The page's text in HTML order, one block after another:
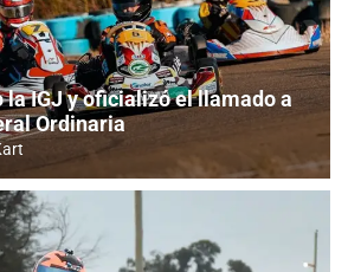
la IGJ y oficializó el llamado a
Ordinaria